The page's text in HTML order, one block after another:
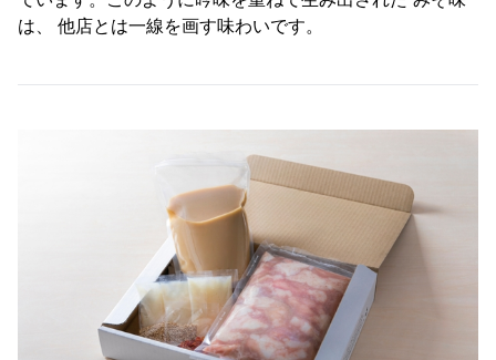
は、 他店とは一線を画す味わいです。